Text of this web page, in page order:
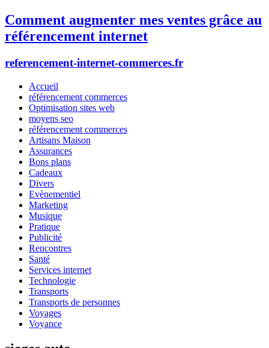
Comment augmenter mes ventes grâce au
référencement internet
referencement-internet-commerces.fr
Accueil
référencement commerces
Optimisation sites web
moyens seo
référencement commerces
Artisans Maison
Assurances
Bons plans
Cadeaux
Divers
Evènementiel
Marketing
Musique
Pratique
Publicité
Rencontres
Santé
Services internet
Technologie
Transports
Transports de personnes
Voyages
Voyance